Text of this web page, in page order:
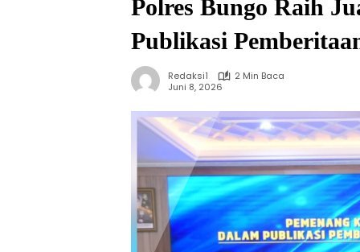
Polres Bungo Raih
Publikasi
Redaksi1
2 Min Baca
Juni 8, 2026